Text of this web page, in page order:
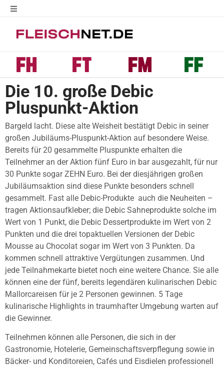
Die 10. große Debic
Pluspunkt-Aktion
Bargeld lacht. Diese alte Weisheit bestätigt Debic in seiner
großen Jubiläums-Pluspunkt-Aktion auf besondere Weise.
Bereits für 20 gesammelte Pluspunkte erhalten die
Teilnehmer an der Aktion fünf Euro in bar ausgezahlt, für nur
30 Punkte sogar ZEHN Euro. Bei der diesjährigen großen
Jubiläumsaktion sind diese Punkte besonders schnell
gesammelt. Fast alle Debic-Produkte  auch die Neuheiten –
tragen Aktionsaufkleber; die Debic Sahneprodukte solche im
Wert von 1 Punkt, die Debic Dessertprodukte im Wert von 2
Punkten und die drei topaktuellen Versionen der Debic
Mousse au Chocolat sogar im Wert von 3 Punkten. Da
kommen schnell attraktive Vergütungen zusammen. Und
jede Teilnahmekarte bietet noch eine weitere Chance. Sie alle
können eine der fünf, bereits legendären kulinarischen Debic
Mallorcareisen für je 2 Personen gewinnen. 5 Tage
kulinarische Highlights in traumhafter Umgebung warten auf
die Gewinner.
Teilnehmen können alle Personen, die sich in der
Gastronomie, Hotelerie, Gemeinschaftsverpflegung sowie in
Bäcker- und Konditoreien, Cafés und Eisdielen professionell